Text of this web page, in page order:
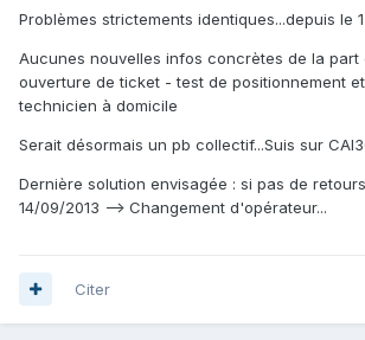
Problèmes strictements identiques...depuis le
Aucunes nouvelles infos concrètes de la part
ouverture de ticket - test de positionnement
technicien à domicile
Serait désormais un pb collectif...Suis sur
Dernière solution envisagée : si pas de
14/09/2013 --> Changement d'opérateur...
Citer